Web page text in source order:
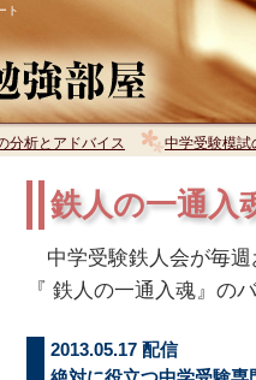
ト
分析とアドバイス 中学受験模試
鉄人の一通入
中学受験鉄人会が毎週
『 鉄人の一通入魂』の
2013.05.17 配信